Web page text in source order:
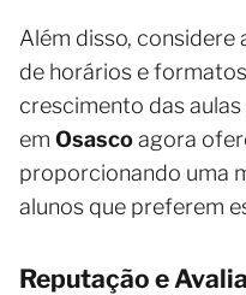
Além disso,
de horários e
crescimento das
em Osascoagora
proporcionando uma
alunos que preferem
Reputação e